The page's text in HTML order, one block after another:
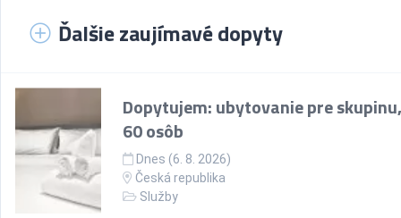
Ďalšie zaujímavé dopyty
Dopytujem: ubytovanie pre
60 osôb
Dnes (6. 8. 2026)
Česká republika
Služby